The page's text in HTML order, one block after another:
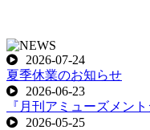
2026-07-24
夏季休業のお知らせ
2026-06-23
『月刊アミューズメン
2026-05-25